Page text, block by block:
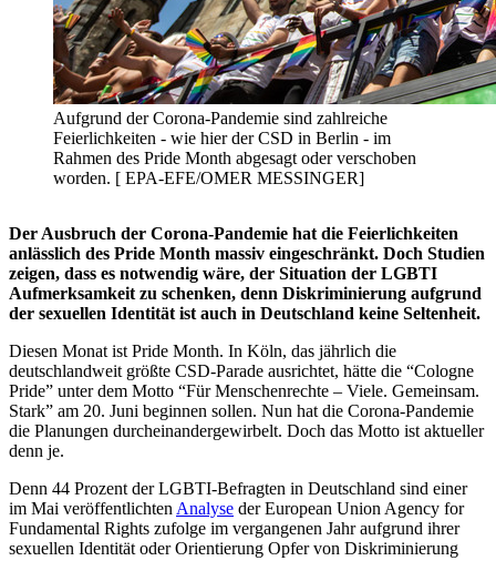
Aufgrund der Corona-Pandemie sind zahlreiche
Feierlichkeiten - wie hier der CSD in Berlin - im
Rahmen des Pride Month abgesagt oder verschoben
worden. [ EPA-EFE/OMER MESSINGER]
Der Ausbruch der Corona-Pandemie hat die Feierlichkeiten
anlässlich des Pride Month massiv eingeschränkt. Doch Studien
zeigen, dass es notwendig wäre, der Situation der LGBTI
Aufmerksamkeit zu schenken, denn Diskriminierung aufgrund
der sexuellen Identität ist auch in Deutschland keine Seltenheit.
Diesen Monat ist Pride Month. In Köln, das jährlich die
deutschlandweit größte CSD-Parade ausrichtet, hätte die “Cologne
Pride” unter dem Motto “Für Menschenrechte – Viele. Gemeinsam.
Stark” am 20. Juni beginnen sollen. Nun hat die Corona-Pandemie
die Planungen durcheinandergewirbelt. Doch das Motto ist aktueller
denn je.
Denn 44 Prozent der LGBTI-Befragten in Deutschland sind einer
im Mai veröffentlichten Analyse der European Union Agency for
Fundamental Rights zufolge im vergangenen Jahr aufgrund ihrer
sexuellen Identität oder Orientierung Opfer von Diskriminierung